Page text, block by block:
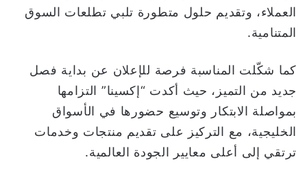
العملاء، وتقديم حلول متطورة تلبي تطلعات السوق
المتنامية.
كما شكّلت المناسبة فرصة للإعلان عن بداية فصل
جديد من التميز، حيث أكدت “إكسينا” التزامها
بمواصلة الابتكار وتوسيع حضورها في الأسواق
الخليجية، مع التركيز على تقديم منتجات وخدمات
ترتقي إلى أعلى معايير الجودة العالمية.